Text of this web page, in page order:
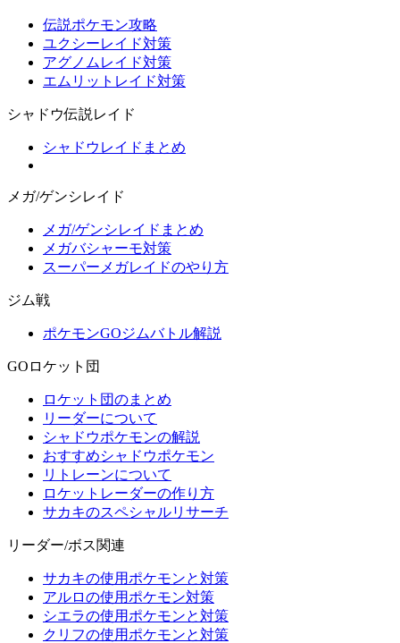
伝説ポケモン攻略
ユクシーレイド対策
アグノムレイド対策
エムリットレイド対策
シャドウ伝説レイド
シャドウレイドまとめ
メガ/ゲンシレイド
メガ/ゲンシレイドまとめ
メガバシャーモ対策
スーパーメガレイドのやり方
ジム戦
ポケモンGOジムバトル解説
GOロケット団
ロケット団のまとめ
リーダーについて
シャドウポケモンの解説
おすすめシャドウポケモン
リトレーンについて
ロケットレーダーの作り方
サカキのスペシャルリサーチ
リーダー/ボス関連
サカキの使用ポケモンと対策
アルロの使用ポケモン対策
シエラの使用ポケモンと対策
クリフの使用ポケモンと対策